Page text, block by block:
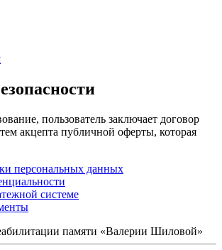
пользователь заключает договор
акцепта публичной оферты, которая
персональных данных
системе
памяти «Валерии Шиловой»